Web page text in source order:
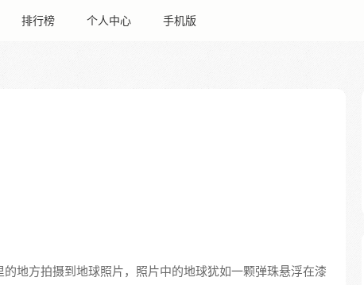
排行榜 个人中心 手机版
地方拍摄到地球照片，照片中的地球犹如一颗弹珠悬浮在漆